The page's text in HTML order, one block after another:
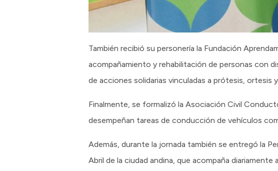
También recibió su personería la Fundación
acompañamiento y rehabilitación de personas con
de acciones solidarias vinculadas a prótesis, ortesis
Finalmente, se formalizó la Asociación Civil
desempeñan tareas de conducción de vehículos
Además, durante la jornada también se entregó la
Abril de la ciudad andina, que acompaña